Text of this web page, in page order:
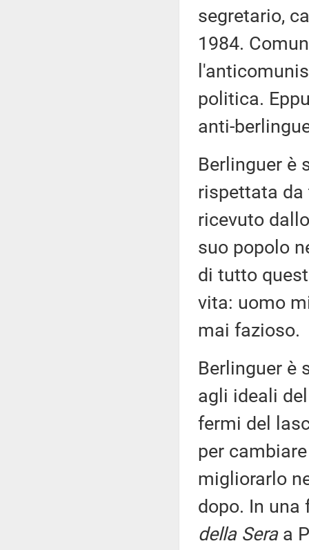
segretario,
1984.
politica.
anti-
Berlinguer è
rispettata
ricevuto
suo popolo
di tutto
vita: uomo
mai fazioso.
Berlinguer è
agli ideali
fermi del
per
migliorarlo
dopo. In
della Seraa